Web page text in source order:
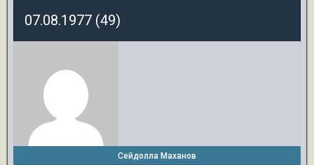
07.08.1977 (49)
Сейдолла Маханов